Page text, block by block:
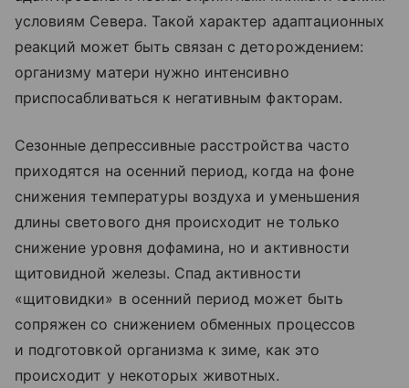
условиям Севера. Такой характер адаптационных
реакций может быть связан с деторождением:
организму матери нужно интенсивно
приспосабливаться к негативным факторам.
Сезонные депрессивные расстройства часто
приходятся на осенний период, когда на фоне
снижения температуры воздуха и уменьшения
длины светового дня происходит не только
снижение уровня дофамина, но и активности
щитовидной железы. Спад активности
«щитовидки» в осенний период может быть
сопряжен со снижением обменных процессов
и подготовкой организма к зиме, как это
происходит у некоторых животных.